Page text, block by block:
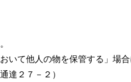
いて他人の物を保管する」場
達２７－２）